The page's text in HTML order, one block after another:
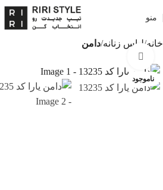
منو
خانه لباس زنانه دامن
ناموجود